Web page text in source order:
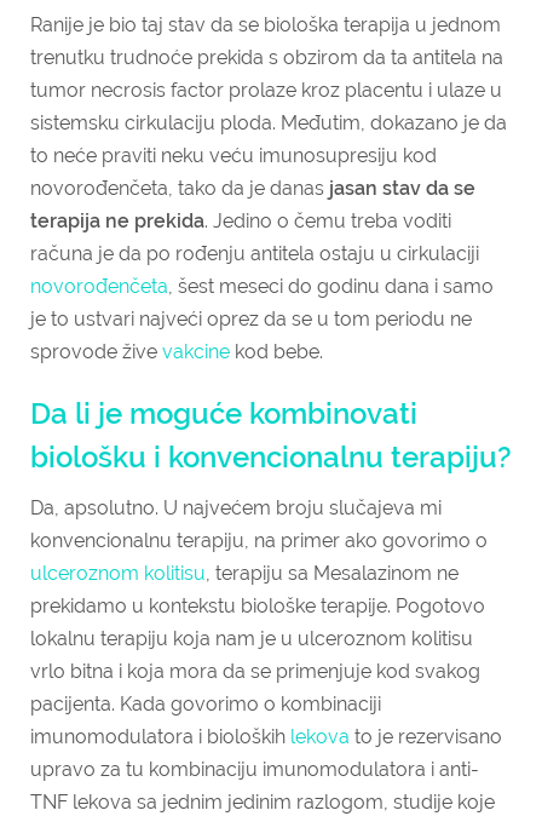
Ranije je bio taj stav da se biološka terapija u jednom
trenutku trudnoće prekida s obzirom da ta antitela na
tumor necrosis factor prolaze kroz placentu i ulaze u
sistemsku cirkulaciju ploda. Međutim, dokazano je da
to neće praviti neku veću imunosupresiju kod
novorođenčeta, tako da je danas jasan stav da se
terapija ne prekida. Jedino o čemu treba voditi
računa je da po rođenju antitela ostaju u cirkulaciji
novorođenčeta, šest meseci do godinu dana i samo
je to ustvari najveći oprez da se u tom periodu ne
sprovode žive vakcine kod bebe.
Da li je moguće kombinovati
biološku i konvencionalnu terapiju?
Da, apsolutno. U najvećem broju slučajeva mi
konvencionalnu terapiju, na primer ako govorimo o
ulceroznom kolitisu, terapiju sa Mesalazinom ne
prekidamo u kontekstu biološke terapije. Pogotovo
lokalnu terapiju koja nam je u ulceroznom kolitisu
vrlo bitna i koja mora da se primenjuje kod svakog
pacijenta. Kada govorimo o kombinaciji
imunomodulatora i bioloških lekova to je rezervisano
upravo za tu kombinaciju imunomodulatora i anti-
TNF lekova sa jednim jedinim razlogom, studije koje